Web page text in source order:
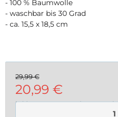
- 100 % Baumwolle
- waschbar bis 30 Grad
- ca. 15,5 x 18,5 cm
29,99 €
20,99 €
inkl. 19% USt. , zzgl.Versand